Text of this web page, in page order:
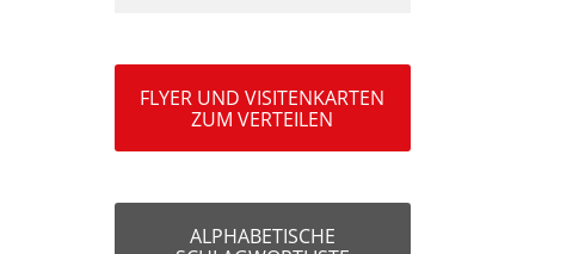
FLYER UND VISITENKARTEN
ZUM VERTEILEN
ALPHABETISCHE